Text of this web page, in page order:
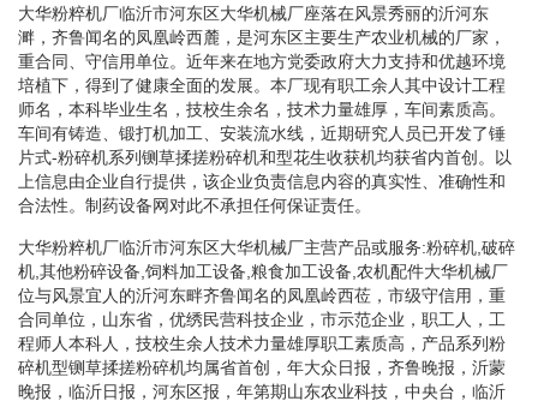
大华粉粹机厂临沂市河东区大华机械厂座落在风景秀丽的沂河东
溿，齐鲁闻名的凤凰岭西麓，是河东区主要生产农业机械的厂家，
重合同、守信用单位。近年来在地方党委政府大力支持和优越环境
培植下，得到了健康全面的发展。本厂现有职工余人其中设计工程
师名，本科毕业生名，技校生余名，技术力量雄厚，车间素质高。
车间有铸造、锻打机加工、安装流水线，近期研究人员已开发了锤
片式-粉碎机系列铡草揉搓粉碎机和型花生收获机均获省内首创。以
上信息由企业自行提供，该企业负责信息内容的真实性、准确性和
合法性。制药设备网对此不承担任何保证责任。
大华粉粹机厂临沂市河东区大华机械厂主营产品或服务:粉碎机,破碎
机,其他粉碎设备,饲料加工设备,粮食加工设备,农机配件大华机械厂
位与风景宜人的沂河东畔齐鲁闻名的凤凰岭西莅，市级守信用，重
合同单位，山东省，优绣民营科技企业，市示范企业，职工人，工
程师人本科人，技校生余人技术力量雄厚职工素质高，产品系列粉
碎机型铡草揉搓粉碎机均属省首创，年大众日报，齐鲁晚报，沂蒙
晚报，临沂日报，河东区报，年第期山东农业科技，中央台，临沂